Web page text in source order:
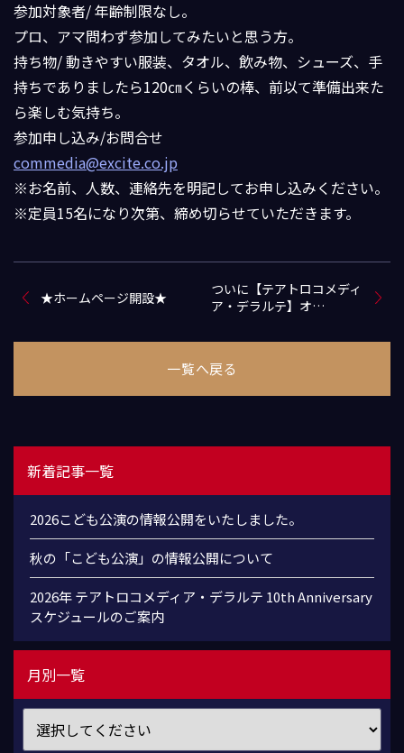
参加対象者/ 年齢制限なし。
プロ、アマ問わず参加してみたいと思う方。
持ち物/ 動きやすい服装、タオル、飲み物、シューズ、手
持ちでありましたら120㎝くらいの棒、前以て準備出来た
ら楽しむ気持ち。
参加申し込み/お問合せ
commedia@excite.co.jp
※お名前、人数、連絡先を明記してお申し込みください。
※定員15名になり次第、締め切らせていただきます。
★ホームページ開設★
ついに【テアトロコメディ
ア・デラルテ】オ…
一覧へ戻る
新着記事一覧
2026こども公演の情報公開をいたしました。
秋の「こども公演」の情報公開について
2026年 テアトロコメディア・デラルテ 10th Anniversary
スケジュールのご案内
月別一覧